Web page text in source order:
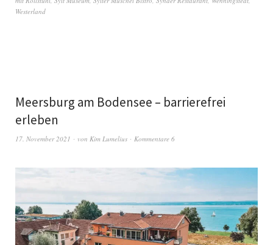
Westerland
Meersburg am Bodensee – barrierefrei
erleben
17. November 2021 von Kim Lumelius Kommentare 6